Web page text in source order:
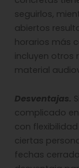
seguirlos,
abiertos
horarios más
incluyen otros
material
Desventajas.
complicado
con
ciertas
fechas